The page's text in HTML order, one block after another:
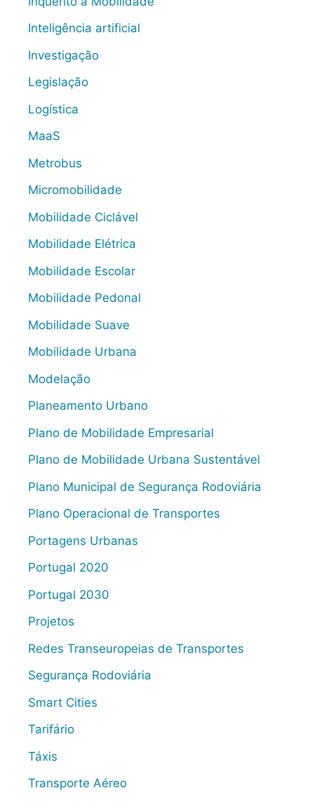
Inteligência artificial
Investigação
Legislação
Logística
MaaS
Metrobus
Micromobilidade
Mobilidade Ciclável
Mobilidade Elétrica
Mobilidade Escolar
Mobilidade Pedonal
Mobilidade Suave
Mobilidade Urbana
Modelação
Planeamento Urbano
Plano de Mobilidade Empresarial
Plano de Mobilidade Urbana Sustentável
Plano Municipal de Segurança Rodoviária
Plano Operacional de Transportes
Portagens Urbanas
Portugal 2020
Portugal 2030
Projetos
Redes Transeuropeias de Transportes
Segurança Rodoviária
Smart Cities
Tarifário
Táxis
Transporte Aéreo